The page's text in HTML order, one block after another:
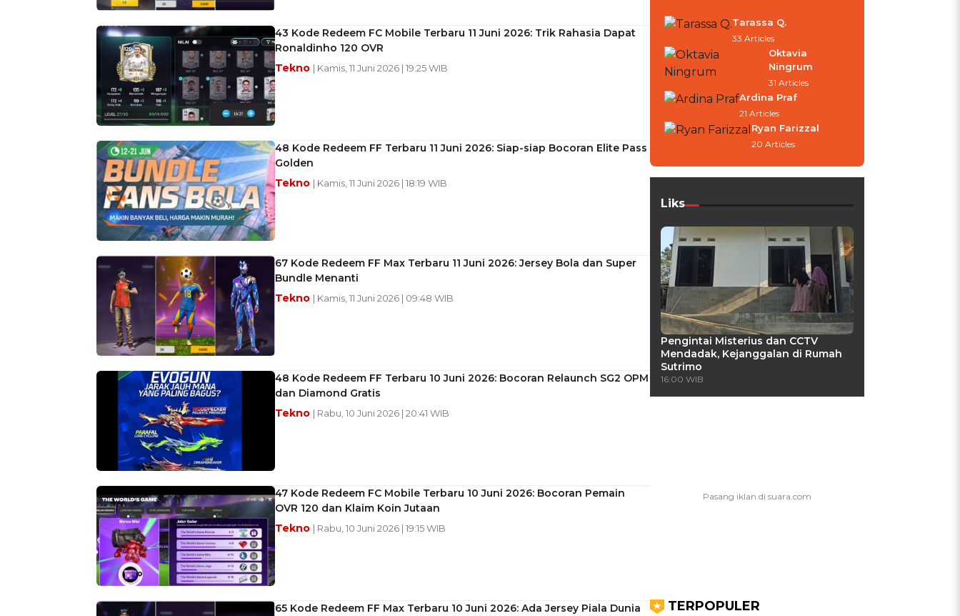
43 Kode Redeem FC Mobile Terbaru 11 Juni 2026: Trik Rahasia Dapat
Ronaldinho 120 OVR
Tekno | Kamis, 11 Juni 2026 | 19:25 WIB
48 Kode Redeem FF Terbaru 11 Juni 2026: Siap-siap Bocoran Elite Pass
Golden
Tekno | Kamis, 11 Juni 2026 | 18:19 WIB
67 Kode Redeem FF Max Terbaru 11 Juni 2026: Jersey Bola dan Super
Bundle Menanti
Tekno | Kamis, 11 Juni 2026 | 09:48 WIB
48 Kode Redeem FF Terbaru 10 Juni 2026: Bocoran Relaunch SG2 OPM
dan Diamond Gratis
Tekno | Rabu, 10 Juni 2026 | 20:41 WIB
47 Kode Redeem FC Mobile Terbaru 10 Juni 2026: Bocoran Pemain
OVR 120 dan Klaim Koin Jutaan
Tekno | Rabu, 10 Juni 2026 | 19:15 WIB
65 Kode Redeem FF Max Terbaru 10 Juni 2026: Ada Jersey Piala Dunia
Tarassa Q.
33 Articles
Oktavia
Ningrum
31 Articles
Ardina Praf
21 Articles
Ryan Farizzal
20 Articles
Liks
Pengintai Misterius dan CCTV
Mendadak, Kejanggalan di Rumah
Sutrimo
16:00 WIB
TERPOPULER